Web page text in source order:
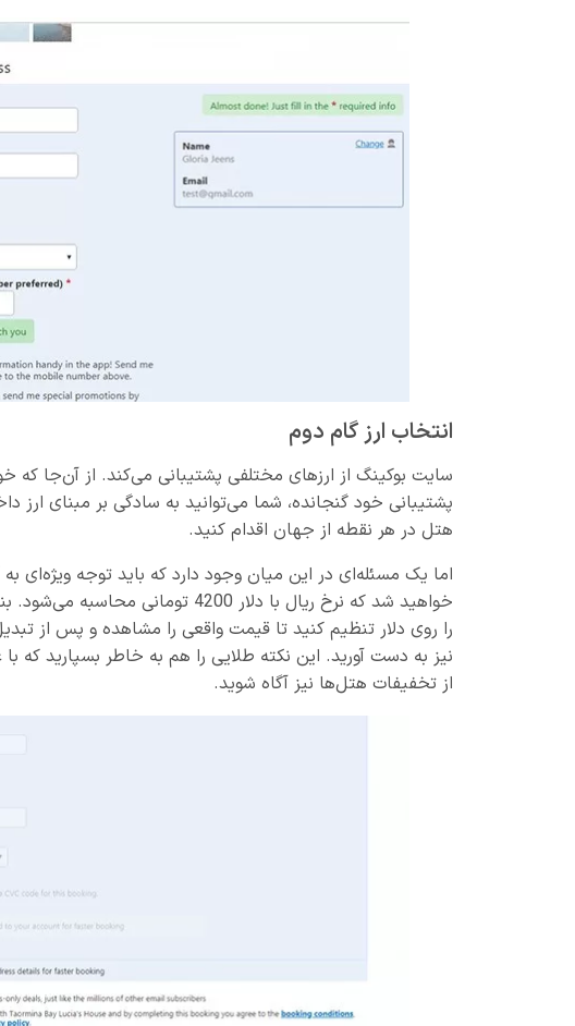
انتخاب ارز گام دوم
سایت بوکینگ از ارزهای مختلفی پشتیبانی می‌کند. از آن‌جا که
پشتیبانی خود گنجانده، شما می‌توانید به سادگی بر مبنای ارز
هتل در هر نقطه از جهان اقدام کنید.
اما یک مسئله‌ای در این میان وجود دارد که باید توجه ویژه‌ای
خواهید شد که نرخ ریال با دلار
را روی دلار تنظیم کنید تا قیمت واقعی را مشاهده و پس از
نیز به دست آورید. این نکته طلایی را هم به خاطر بسپارید که
از تخفیفات هتل‌ها نیز آگاه شوید.